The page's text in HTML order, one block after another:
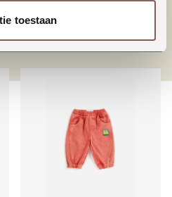
toestaan
binnen